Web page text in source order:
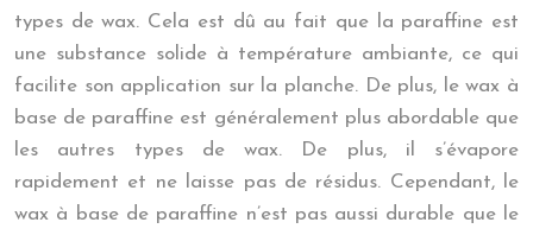
types de wax. Cela est dû au fait que la paraffine est
une substance solide à température ambiante, ce qui
facilite son application sur la planche. De plus, le wax à
base de paraffine est généralement plus abordable que
les autres types de wax. De plus, il s’évapore
rapidement et ne laisse pas de résidus. Cependant, le
wax à base de paraffine n’est pas aussi durable que le